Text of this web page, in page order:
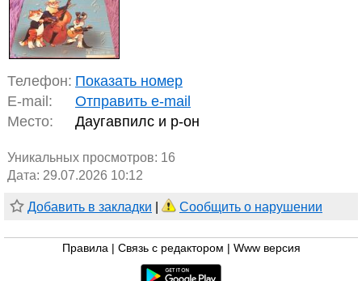
Телефон: Показать номер
E-mail:
Отправить e-mail
Место:
Даугавпилс и р-он
Уникальных просмотров: 16
Дата: 29.07.2026 10:12
Добавить в закладки Сообщить о нарушении
Правила Связь с редактором Www версия